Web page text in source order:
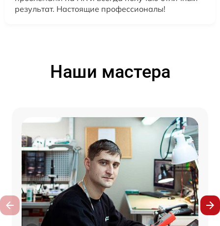
результат. Настоящие профессионалы!
Наши мастера